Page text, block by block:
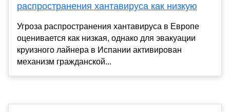
распространения хантавируса как низкую
Угроза распространения хантавируса в Европе
оценивается как низкая, однако для эвакуации
круизного лайнера в Испании активирован
механизм гражданской...